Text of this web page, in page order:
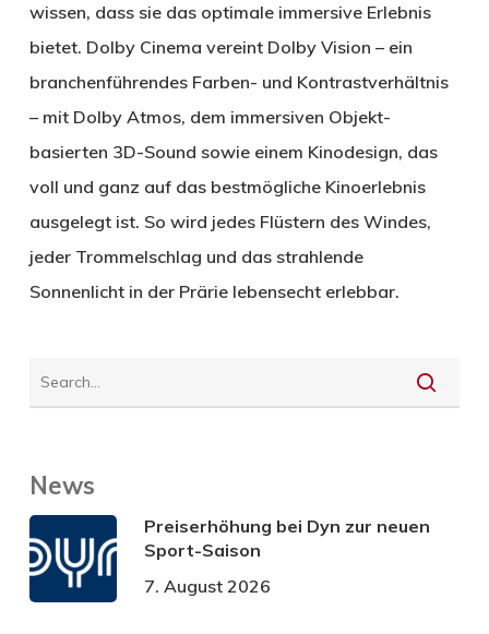
wissen, dass sie das optimale immersive Erlebnis
bietet. Dolby Cinema vereint Dolby Vision – ein
branchenführendes Farben- und Kontrastverhältnis
– mit Dolby Atmos, dem immersiven Objekt-
basierten 3D-Sound sowie einem Kinodesign, das
voll und ganz auf das bestmögliche Kinoerlebnis
ausgelegt ist. So wird jedes Flüstern des Windes,
jeder Trommelschlag und das strahlende
Sonnenlicht in der Prärie lebensecht erlebbar.
News
Preiserhöhung bei Dyn zur neuen
Sport-Saison
7. August 2026